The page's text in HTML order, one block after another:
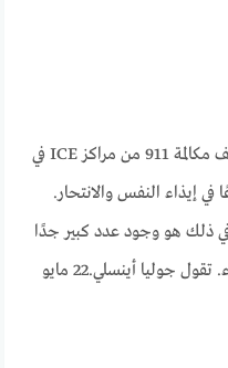
قامت NBC News بتحليل أكثر من ألف مكالمة 911 من مراكز ICE في
في إيذاء النفس والانتحار.
ذلك هو وجود عدد كبير جدًا
تقول جوليا أينسلي.
22 مايو